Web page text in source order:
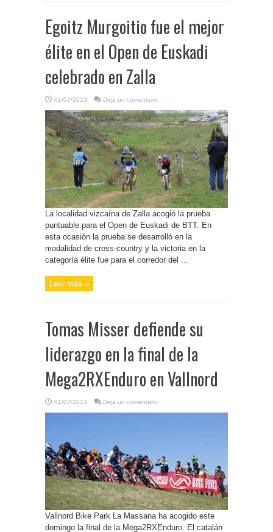
Egoitz Murgoitio fue el mejor
élite en el Open de Euskadi
celebrado en Zalla
01/07/2013 Deja un comentario
La localidad vizcaína de Zalla acogió la prueba
puntuable para el Open de Euskadi de BTT. En
esta ocasión la prueba se desarrolló en la
modalidad de cross-country y la victoria en la
categoría élite fue para el corredor del ...
Leer más »
Tomas Misser defiende su
liderazgo en la final de la
Mega2RXEnduro en Vallnord
01/07/2013 Deja un comentario
Vallnord Bike Park La Massana ha acogido este
domingo la final de la Mega2RXEnduro. El catalán